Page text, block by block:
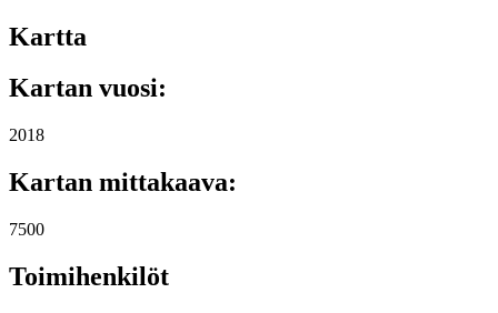
Kartta
Kartan vuosi:
2018
Kartan mittakaava:
7500
Toimihenkilöt